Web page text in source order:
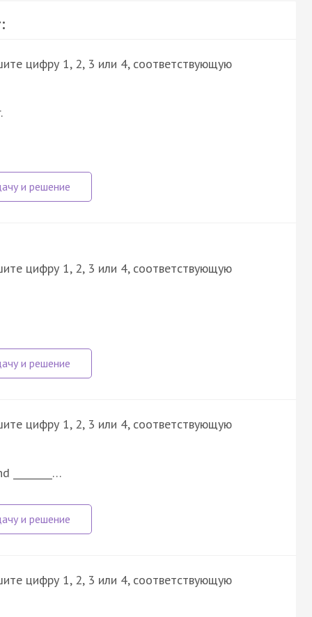
цифру 1, 2, 3 или 4, соответствующую
цифру 1, 2, 3 или 4, соответствующую
цифру 1, 2, 3 или 4, соответствующую
цифру 1, 2, 3 или 4, соответствующую